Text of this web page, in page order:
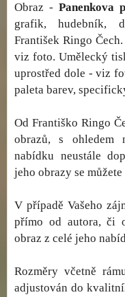
Obraz - Panenkova
grafik, hudebník,
František Ringo
viz foto. Umělecký
uprostřed dole - viz
paleta barev,
Od Františko Ringo
obrazů, s ohledem
nabídku neustále
jeho obrazy se
V případě Vašeho
přímo od autora, či
obraz z celé jeho
Rozměry včetně
adjustován do